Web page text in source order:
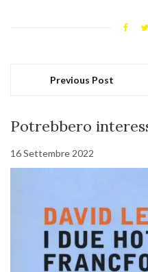
Previous Post
Potrebbero
16 Settembre 2022